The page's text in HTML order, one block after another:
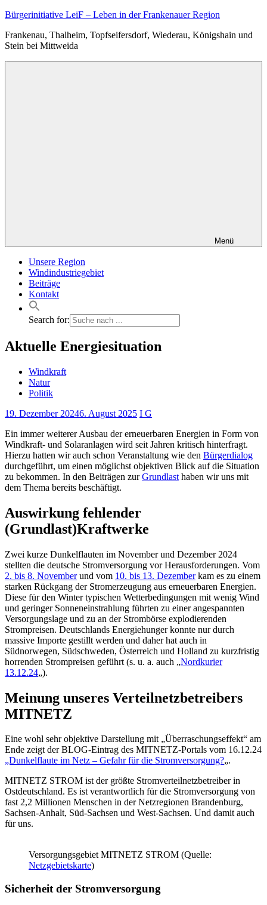
Zum
springen
Bürgerinitiative LeiF – Leben in der Frankenauer Region
Frankenau, Thalheim, Topfseifersdorf, Wiederau, Königshain und
Stein bei Mittweida
Menü
Unsere Region
Windindustriegebiet
Beiträge
Kontakt
Search for:
Aktuelle Energiesituation
Windkraft
Natur
Politik
19. Dezember 20246. August 2025 I G
Ein immer weiterer Ausbau der erneuerbaren Energien in Form von
Windkraft- und Solaranlagen wird seit Jahren kritisch hinterfragt.
Hierzu hatten wir auch schon Veranstaltung wie den Bürgerdialog
durchgeführt, um einen möglichst objektiven Blick auf die Situation
zu bekommen. In den Beiträgen zurGrundlast haben wir uns mit
dem Thema bereits beschäftigt.
Auswirkung fehlender
(Grundlast)Kraftwerke
Zwei kurze Dunkelflauten im November und Dezember 2024
stellten die deutsche Stromversorgung vor Herausforderungen. Vom
2. bis 8. Novemberund vom 10. bis 13. Dezemberkam es zu einem
starken Rückgang der Stromerzeugung aus erneuerbaren Energien.
Diese für den Winter typischen Wetterbedingungen mit wenig Wind
und geringer Sonneneinstrahlung führten zu einer angespannten
Versorgungslage und zu an der Strombörse explodierenden
Strompreisen. Deutschlands Energiehunger konnte nur durch
massive Importe gestillt werden und daher hat auch in
Südnorwegen, Südschweden, Österreich und Holland zu kurzfristig
horrenden Strompreisen geführt (s. u. a. auch „Nordkurier
13.12.24„).
Meinung unseres Verteilnetzbetreibers
MITNETZ
Eine wohl sehr objektive Darstellung mit „Überraschungseffekt“ am
Ende zeigt der BLOG-Eintrag des MITNETZ-Portals vom 16.12.24
„Dunkelflaute im Netz – Gefahr für die Stromversorgung?„.
MITNETZ STROM ist der größte Stromverteilnetzbetreiber in
Ostdeutschland. Es ist verantwortlich für die Stromversorgung von
fast 2,2 Millionen Menschen in der Netzregionen Brandenburg,
Sachsen-Anhalt, Süd-Sachsen und West-Sachsen. Und damit auch
für uns.
Versorgungsgebiet MITNETZ STROM (Quelle:
Netzgebietskarte)
Sicherheit der Stromversorgung